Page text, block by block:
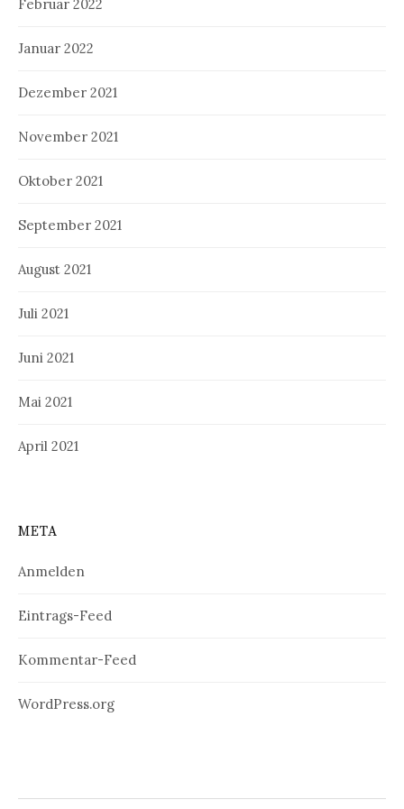
Februar 2022
Januar 2022
Dezember 2021
November 2021
Oktober 2021
September 2021
August 2021
Juli 2021
Juni 2021
Mai 2021
April 2021
META
Anmelden
Eintrags-Feed
Kommentar-Feed
WordPress.org